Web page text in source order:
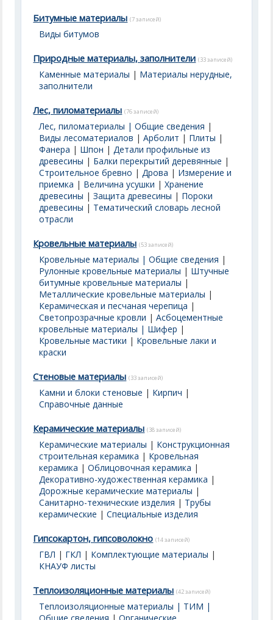
Битумные материалы (7 записей)
Виды битумов
Природные материалы, заполнители (33 записей)
Каменные материалы | Материалы нерудные,
заполнители
Лес, пиломатериалы (76 записей)
Лес, пиломатериалы | Общие сведения |
Виды лесоматериалов |Арболит | Плиты |
Фанера | Шпон |Детали профильные из
древесины | Балки перекрытий деревянные |
Строительное бревно |Дрова | Измерение и
приемка | Величина усушки |Хранение
древесины |Защита древесины | Пороки
древесины | Тематический словарь лесной
отрасли
Кровельные материалы (53 записей)
Кровельные материалы | Общие сведения |
Рулонные кровельные материалы | Штучные
битумные кровельные материалы |
Металлические кровельные материалы |
Керамическая и песчаная черепица |
Светопрозрачные кровли |Асбоцементные
кровельные материалы | Шифер |
Кровельные мастики | Кровельные лаки и
краски
Стеновые материалы (33 записей)
Камни и блоки стеновые | Кирпич |
Справочные данные
Керамические материалы (38 записей)
Керамические материалы | Конструкционная
строительная керамика | Кровельная
керамика |Облицовочная керамика |
Декоративно-художественная керамика |
Дорожные керамические материалы |
Санитарно-технические изделия | Трубы
керамические |Специальные изделия
Гипсокартон, гипсоволокно (14 записей)
ГВЛ | ГКЛ | Комплектующие материалы |
КНАУФ листы
Теплоизоляционные материалы (42 записей)
Теплоизоляционные материалы | ТИМ |